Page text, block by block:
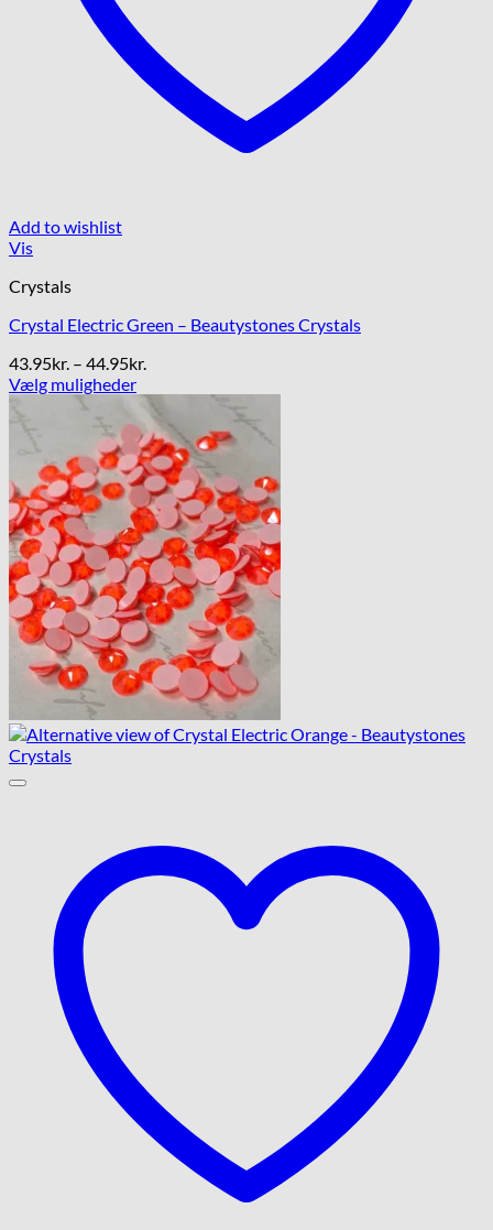
Add to wishlist
Vis
Crystals
Crystal Electric Green – Beautystones Crystals
43.95kr. – 44.95kr.
til
44.95kr.
Vælg muligheder
Dette
vare
har
flere
varianter.
Mulighederne
kan
vælges
på
varesiden